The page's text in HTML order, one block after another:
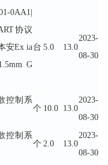
0AA1|
协议
安Ex ia
G
台 5.0 13.0
2023-
08-30
控制系
个 10.0 13.0
2023-
08-30
控制系
个 2.0 13.0
2023-
08-30